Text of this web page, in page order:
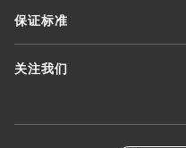
保证标准
关注我们